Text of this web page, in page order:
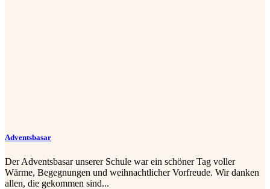
Adventsbasar
Der Adventsbasar unserer Schule war ein schöner Tag voller
Wärme, Begegnungen und weihnachtlicher Vorfreude. Wir danken
allen, die gekommen sind...